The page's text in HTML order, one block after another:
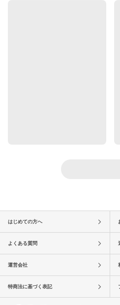
はじめての方へ
よくある質問
運営会社
特商法に基づく表記